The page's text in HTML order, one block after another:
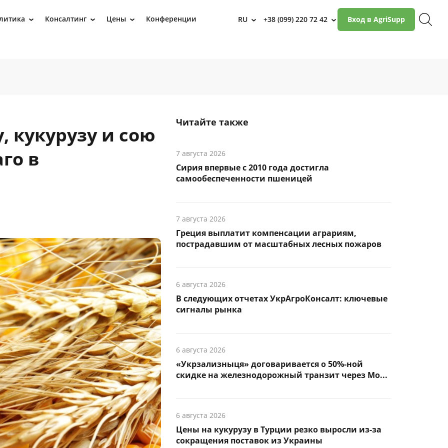
› Консалтинг › Цены › Конференции RU › +38 (099) 220 72 42 › Вход в AgriSupp
и сою
в
Читайте также
7 августа 2026
Сирия впервые с 2010 года достигла
самообеспеченности пшеницей
7 августа 2026
Греция выплатит компенсации аграриям,
пострадавшим от масштабных лесных пожаров
6 августа 2026
В следующих отчетах УкрАгроКонсалт: ключевые
сигналы рынка
6 августа 2026
«Укрзализныця» договаривается о 50%-ной
скидке на железнодорожный транзит через Мо...
6 августа 2026
Цены на кукурузу в Турции резко выросли из-за
сокращения поставок из Украины